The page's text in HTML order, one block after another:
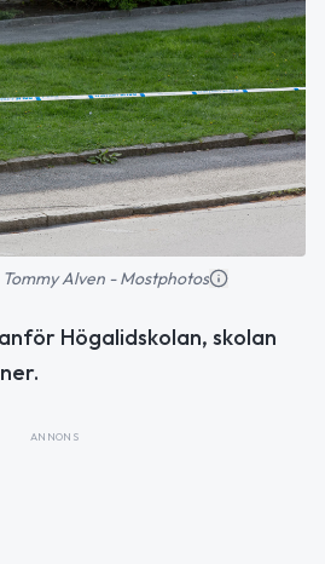
Alven - Mostphotos
Högalidskolan, skolan
ANNONS